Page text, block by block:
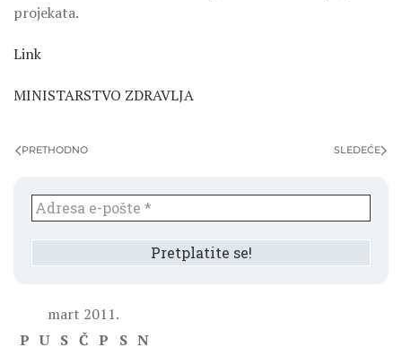
projekata.
Link
MINISTARSTVO ZDRAVLJA
PRETHODNO SLEDEĆE
mart 2011.
P U S Č P S N